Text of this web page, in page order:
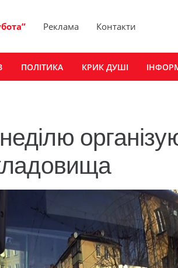
Реклама Контакти
ПОЛІТИКА КРИК ДУШІ